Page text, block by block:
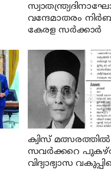
വന്ദേമാതരം
കേരള സര്‍ക്കാര്‍
ക്വിസ് മത്സരത്തില്‍
സവര്‍ക്കറെ
വിദ്യാഭ്യാസ